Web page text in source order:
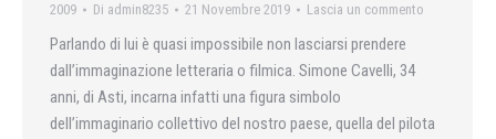
2009 Di admin8235 21 Novembre 2019 Lascia un commento
Parlando di lui è quasi impossibile non lasciarsi prendere
dall’immaginazione letteraria o filmica. Simone Cavelli, 34
anni, di Asti, incarna infatti una figura simbolo
dell’immaginario collettivo del nostro paese, quella del pilota